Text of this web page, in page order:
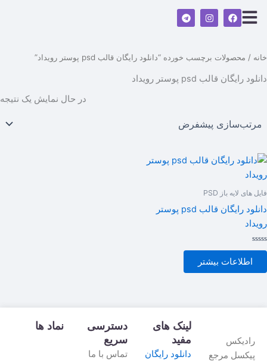
F
a
c
o
k
I
n
s
g
a
m
T
e
l
r
m
خانه / محصولات برچسب خورده “دانلود رایگان قالب psd پوستر رویداد”
دانلود رایگان قالب psd پوستر رویداد
در حال نمایش یک نتیجه
فایل های لایه باز PSD
دانلود رایگان قالب psd پوستر
رویداد
امتیاز
5
اطلاعات بیشتر
رادیکس
پیکسل مرجع
لینک های
مفید
دانلود رایگان
دسترسی
سریع
تماس با ما
نماد ها